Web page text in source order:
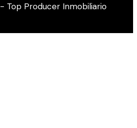
Top Producer Inmobiliario